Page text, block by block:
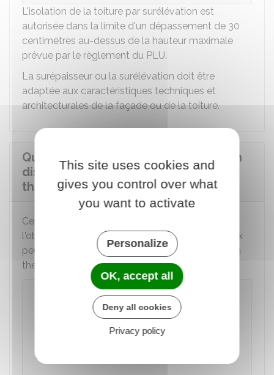
L'isolation de la toiture par surélévation est
autorisée dans la limite d'un dépassement de 30
centimètres au-dessus de la hauteur maximale
prévue par le règlement du PLU.
La surépaisseur ou la surélévation doit être
adaptée aux caractéristiques techniques et
architecturales de la façade ou de la toiture.
Quels sont les travaux de rénovation
dispensés de l'obligation d'isolation
thermique ?
Certains bâtiments ne sont pas concernés par
l'obligation d'isoler. De plus, dans certains travaux
peuvent être dispensés de l'obligation d'isolation
thermique.
L'obligation d'isoler un bâtiment en
rénovation ne s'applique pas à la
Réunion et Mayotte.
This site uses cookies and
gives you control over what
you want to activate
Personalize
OK, accept all
Deny all cookies
Privacy policy